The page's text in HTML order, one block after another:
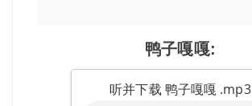
鸭子嘎嘎:
听并下载 鸭子嘎嘎 .mp3